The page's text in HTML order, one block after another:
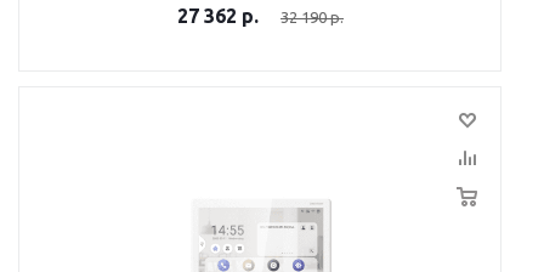
27 362 р. 32 190р.